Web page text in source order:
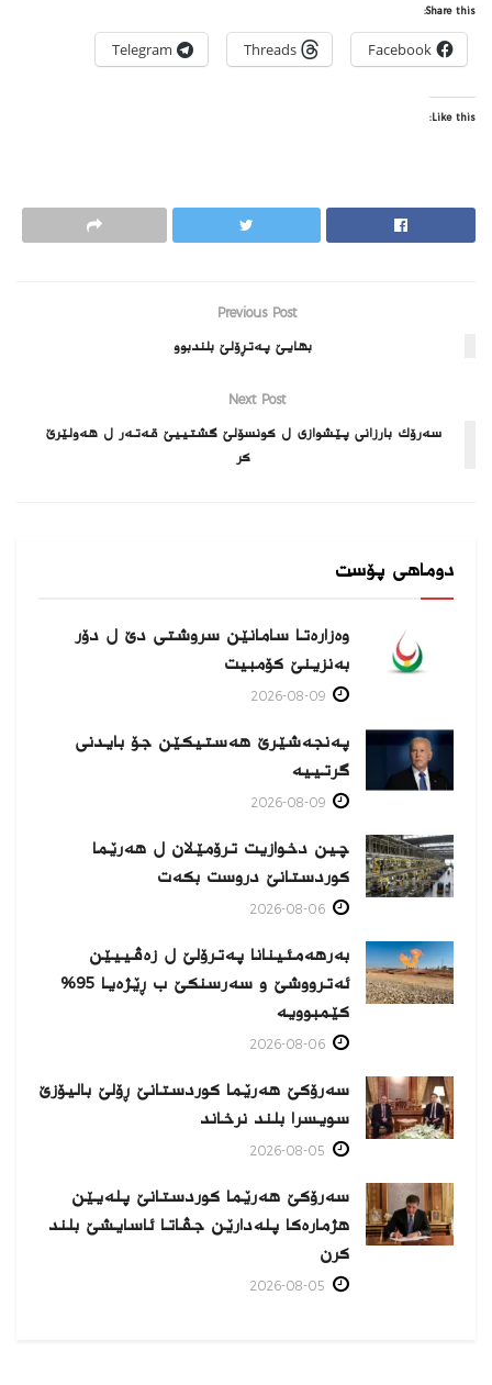
Share this:
Facebook
Threads
Telegram
Like this:
Previous Post
بهایێ پەتڕۆلێ بلندبوو
Next Post
سەرۆك بارزانی پێشوازی ل كونسۆلێ گشتییێ قەتەر ل هەولێرێ
كر
دوماهی پۆست
وەزارەتا سامانێن سروشتی دێ ل دۆر
بەنزینێ كۆمبیت
پەنجەشێرێ هەستیكێن جۆ بایدنی
گرتییە
چین دخوازیت ترۆمێلان ل هەرێما
كوردستانێ دروست بكەت
بەرهەمئینانا په‌ترۆلێ ل زه‌ڤییێن
ئەترووشێ و سەرسنكێ ب ڕێژەیا 95%
كێمبوویە
سەرۆکێ هەرێما کوردستانێ ڕۆلێ بالیۆزێ
سویسرا بلند نرخاند
سەرۆکێ هەرێما کوردستانێ پلەیێن
هژمارەكا پلەدارێن جڤاتا ئاسایشێ بلند
كرن